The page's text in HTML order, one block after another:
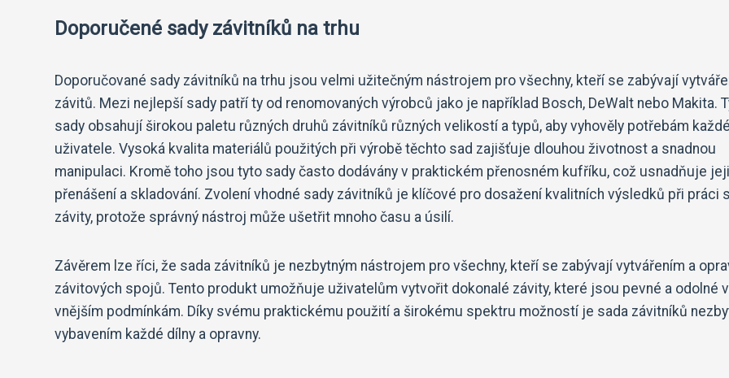
Doporučené sady závitníků na trhu
Doporučované sady závitníků na trhu jsou velmi užitečným nástrojem pro všechny, kteří se zabývají
závitů. Mezi nejlepší sady patří ty od renomovaných výrobců jako je například Bosch, DeWalt nebo Makita.
sady obsahují širokou paletu různých druhů závitníků různých velikostí a typů, aby vyhověly potřebám
uživatele. Vysoká kvalita materiálů použitých při výrobě těchto sad zajišťuje dlouhou životnost a snadnou
manipulaci. Kromě toho jsou tyto sady často dodávány v praktickém přenosném kufříku, což usnadňuje
přenášení a skladování. Zvolení vhodné sady závitníků je klíčové pro dosažení kvalitních výsledků při práci
závity, protože správný nástroj může ušetřit mnoho času a úsilí.
Závěrem lze říci, že sada závitníků je nezbytným nástrojem pro všechny, kteří se zabývají vytvářením a
závitových spojů. Tento produkt umožňuje uživatelům vytvořit dokonalé závity, které jsou pevné a odolné
vnějším podmínkám. Díky svému praktickému použití a širokému spektru možností je sada závitníků
vybavením každé dílny a opravny.